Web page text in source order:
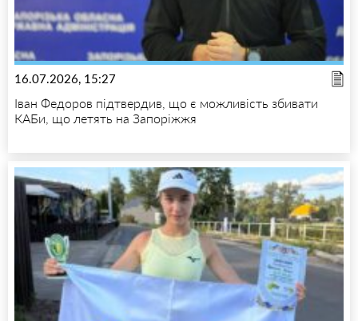
16.07.2026, 15:27
Іван Федоров підтвердив, що є можливість збивати
КАБи, що летять на Запоріжжя